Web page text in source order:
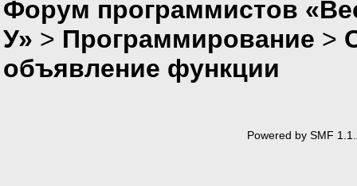
Форум программистов
У» > Программирование >
объявление функции
Powered by SMF